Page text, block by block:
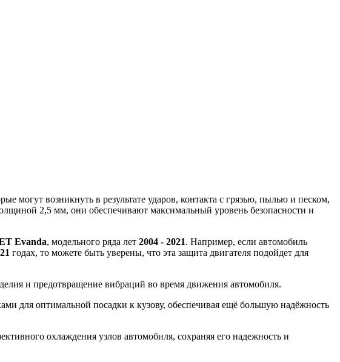
могут возникнуть в результате ударов, контакта с грязью, пылью и песком,
2,5 мм, они обеспечивают максимальный уровень безопасности и
Evanda, модельного ряда лет 2004 - 2021. Например, если автомобиль
годах, то можете быть уверены, что эта защита двигателя подойдет для
и предотвращение вибраций во время движения автомобиля.
для оптимальной посадки к кузову, обеспечивая ещё большую надёжность
охлаждения узлов автомобиля, сохраняя его надежность и